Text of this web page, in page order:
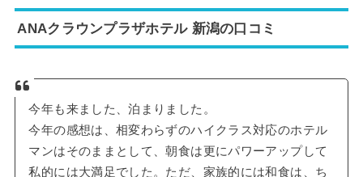
ANAクラウンプラザホテル 新潟の口コミ
今年も来ました、泊まりました。
今年の感想は、相変わらずのハイクラス対応のホテル
マンはそのままとして、朝食は更にパワーアップして
私的には大満足でした。ただ、家族的には和食は、ち